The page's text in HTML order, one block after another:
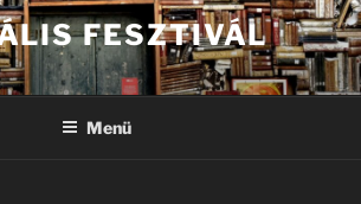
FESZTIVÁL
Menü